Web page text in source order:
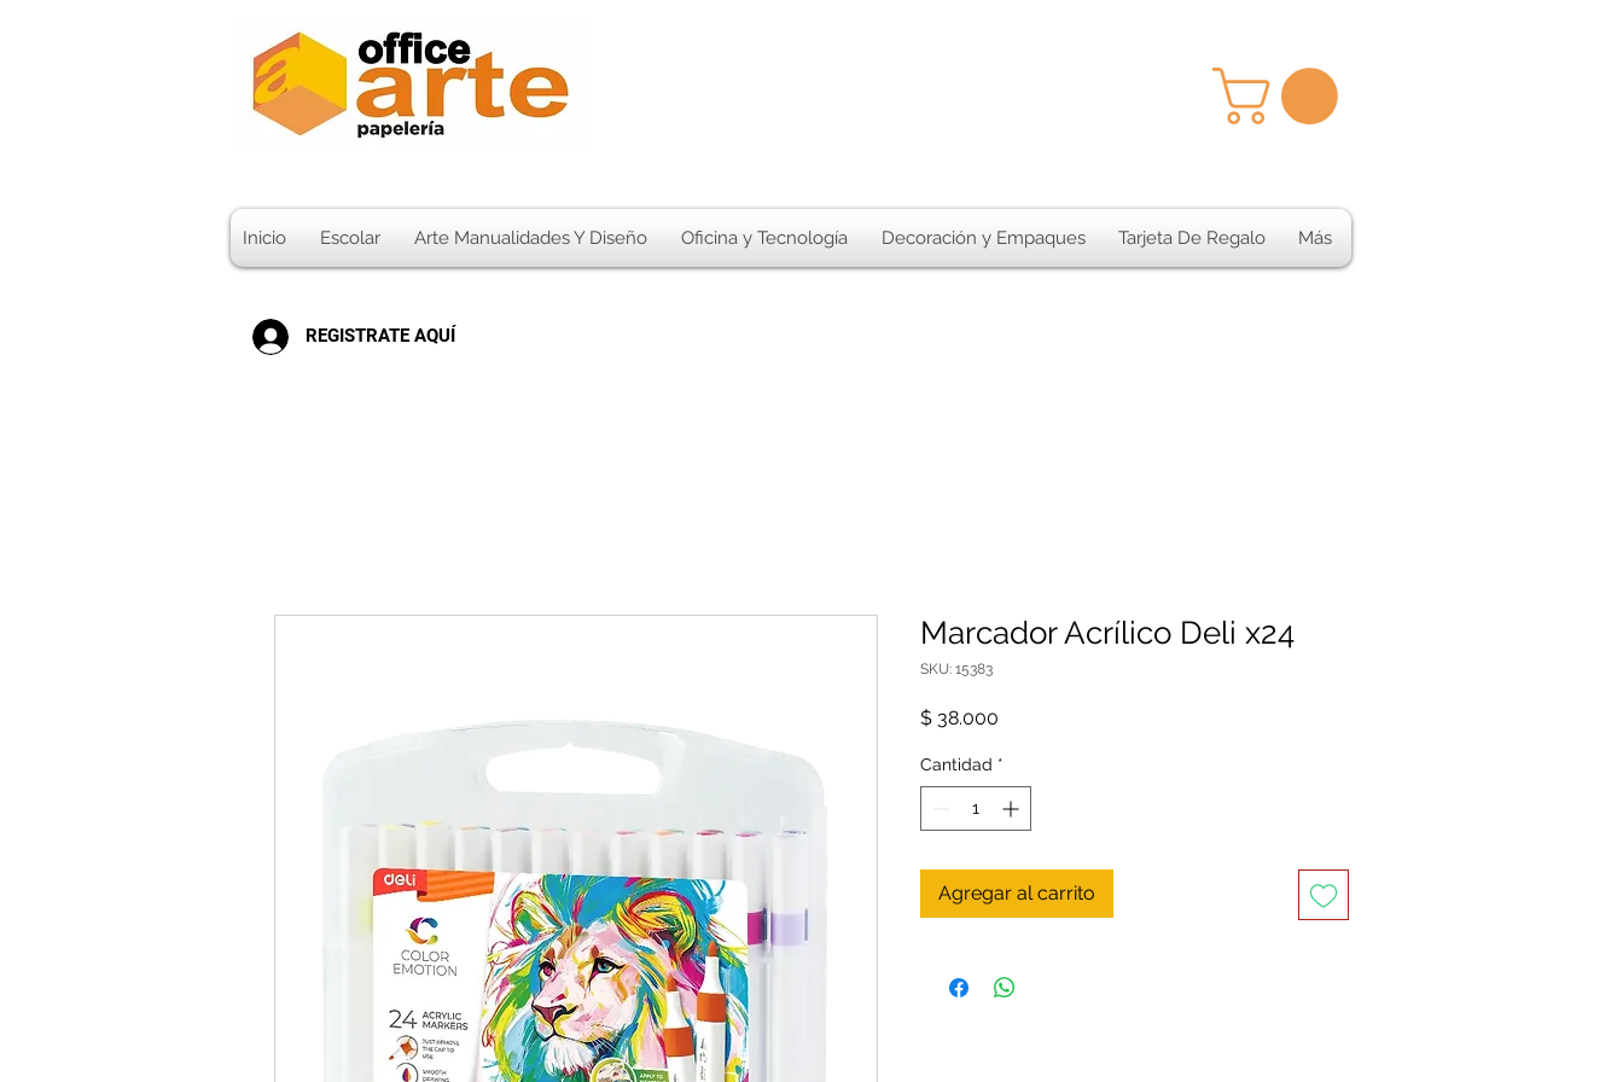
Inicio Escolar Arte Manualidades Y Diseño Oficina y Tecnología Decoración y Empaques Tarjeta De Regalo Más
REGISTRATE AQUÍ
Marcador Acrílico Deli x24
SKU: 15383
$ 38.000
Cantidad *
Agregar al carrito